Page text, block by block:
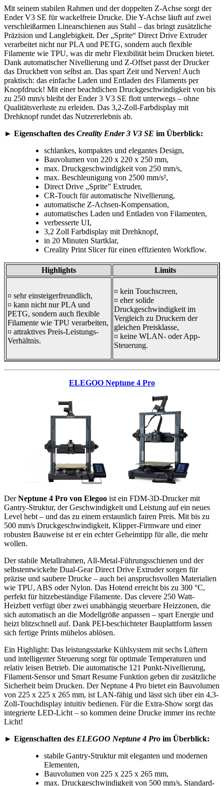
Mit seinem stabilen Rahmen und der doppelten Z-Achse sorgt der
Ender V3 SE für wackelfreie Drucke. Die Y-Achse läuft auf zwei
verschleißarmen Linearschienen aus Stahl – das bringt zusätzliche
Präzision und Langlebigkeit. Der „Sprite“ Direct Drive Extruder
verarbeitet nicht nur PLA und PETG, sondern auch flexible
Filamente wie TPU, was dir mehr Flexibilität beim Drucken bietet.
Dank automatischer Nivellierung und Z-Offset passt der Drucker
das Druckbett von selbst an. Das spart Zeit und Nerven! Auch
praktisch: das einfache Laden und Entladen des Filaments per
Knopfdruck! Mit einer beachtlichen Druckgeschwindigkeit von bis
zu 250 mm/s bleibt der Ender 3 V3 SE flott unterwegs – ohne
Qualitätsverluste zu erleiden. Das 3,2-Zoll-Farbdisplay mit
Drehknopf rundet das Nutzererlebnis ab.
► Eigenschaften des Creality Ender 3 V3 SE im Überblick:
schlankes, kompaktes und elegantes Design,
Bauvolumen von 220 x 220 x 250 mm,
max. Druckgeschwindigkeit von 250 mm/s,
max. Beschleunigung von 2500 mm/s²,
Direct Drive „Sprite” Extruder,
CR-Touch für automatische Nivellierung,
automatische Z-Achsen-Kompensation,
automatisches Laden und Entladen von Filamenten,
verbesserte UI,
3,2 Zoll Farbdisplay mit Drehknopf,
in 20 Minuten Startklar,
Creality Print Slicer für einen effizienten Workflow.
Highlights Limits
¤ sehr einsteigerfreundlich,
¤ kann nicht nur PLA und
PETG, sondern auch flexible
Filamente wie TPU verarbeiten,
¤ attraktives Preis-Leistungs-
Verhältnis.
¤ kein Touchscreen,
¤ eher solide
Druckgeschwindigkeit im
Vergleich zu Druckern der
gleichen Preisklasse,
¤ keine WLAN- oder App-
Steuerung.
ELEGOO Neptune 4 Pro
DerNeptune 4 Pro von Elegoo ist ein FDM-3D-Drucker mit
Gantry-Struktur, der Geschwindigkeit und Leistung auf ein neues
Level hebt – und das zu einem erstaunlich fairen Preis. Mit bis zu
500 mm/s Druckgeschwindigkeit, Klipper-Firmware und einer
robusten Bauweise ist er ein echter Geheimtipp für alle, die mehr
wollen.
Der stabile Metallrahmen, All-Metal-Führungsschienen und der
selbstentwickelte Dual-Gear Direct Drive Extruder sorgen für
präzise und saubere Drucke – auch bei anspruchsvollen Materialien
wie TPU, ABS oder Nylon. Das Hotend erreicht bis zu 300 °C,
perfekt für hitzebeständige Filamente. Das clevere 250 Watt-
Heizbett verfügt über zwei unabhängig steuerbare Heizzonen, die
sich automatisch an die Modellgröße anpassen – spart Energie und
heizt blitzschnell auf. Dank PEI-beschichteter Bauplattform lassen
sich fertige Prints mühelos ablösen.
Ein Highlight: Das leistungsstarke Kühlsystem mit sechs Lüftern
und intelligenter Steuerung sorgt für optimale Temperaturen und
relativ leisen Betrieb. Die automatische 121 Punkt-Nivellierung,
Filament-Sensor und Smart Resume Funktion geben dir zusätzliche
Sicherheit beim Drucken. Der Neptune 4 Pro bietet ein Bauvolumen
von 225 x 225 x 265 mm, ist LAN-fähig und lässt sich über ein 4,3-
Zoll-Touchdisplay intuitiv bedienen. Für die Extra-Show sorgt das
integrierte LED-Licht – so kommen deine Drucke immer ins rechte
Licht!
► Eigenschaften des ELEGOO Neptune 4 Pro im Überblick:
stabile Gantry-Struktur mit eleganten und modernen
Elementen,
Bauvolumen von 225 x 225 x 265 mm,
max. Druckgeschwindigkeit von 500 mm/s, Standard-